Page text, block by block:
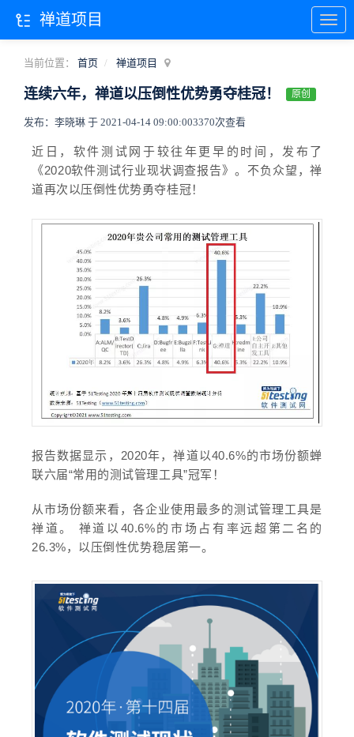
当前位置： 首页 禅道项目
连续六年，禅道以压倒性优势勇夺桂冠！ 原创
发布：李晓琳 于 2021-04-14 09:00:003370次查看
近日，软件测试网于较往年更早的时间，发布了
《2020软件测试行业现状调查报告》。不负众望，禅
道再次以压倒性优势勇夺桂冠！
报告数据显示，2020年，禅道以40.6%的市场份额蝉
联六届“常用的测试管理工具”冠军！
从市场份额来看，各企业使用最多的测试管理工具是
禅道。
禅道以40.6%的市场占有率远超第二名的
26.3%，以压倒性优势稳居第一。
禅道项目